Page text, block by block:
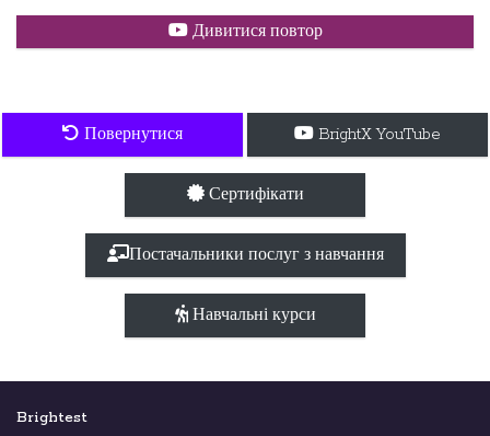
Дивитися повтор
Повернутися BrightX YouTube
Сертифікати
Постачальники послуг з навчання
Навчальні курси
Brightest